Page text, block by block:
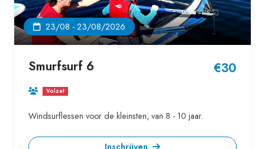
23/08 - 23/08/2026
Smurfsurf 6 €30
Volzet
Windsurflessen voor de kleinsten, van 8 - 10 jaar.